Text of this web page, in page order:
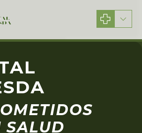
SALUD